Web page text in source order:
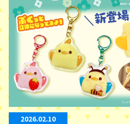
2026.02.10